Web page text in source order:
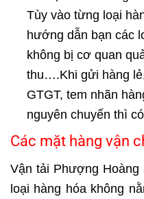
Tùy vào từng loại
hướng dẫn bạn các
không bị cơ quan
thu….Khi gửi hàng
GTGT, tem nhãn
nguyên chuyến thì
Các mặt hàng vận
Vận tải Phượng Hoàng
loại hàng hóa không